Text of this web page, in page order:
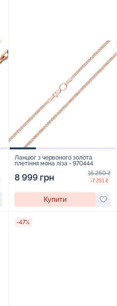
Ланцюг з червоного золота
плетіння мона ліза - 970444
8 999 грн 16 250 ₴
-7 251 ₴
Купити
-47%